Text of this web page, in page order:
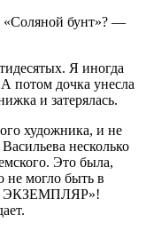
«Соляной бунт»? —
Я иногда
потом дочка унесла
и затерялась.
художника, и не
несколько
Это была,
не могло быть в
ЭКЗЕМПЛЯР»!